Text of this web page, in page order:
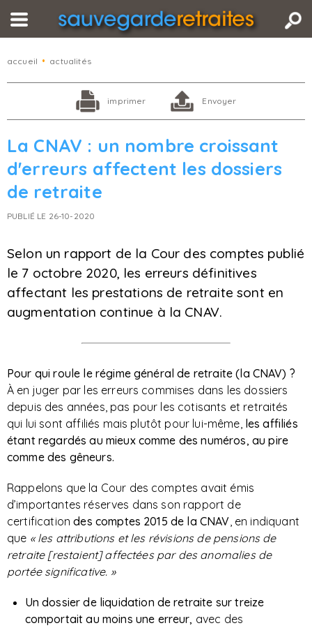
accueil • actualités
imprimer Envoyer
La CNAV : un nombre croissant
d'erreurs affectent les dossiers
de retraite
PUBLIÉ LE 26-10-2020
Selon un rapport de la Cour des comptes publié
le 7 octobre 2020, les erreurs définitives
affectant les prestations de retraite sont en
augmentation continue à la CNAV.
Pour qui roule le régime général de retraite (la CNAV) ?
À en juger par les erreurs commises dans les dossiers
depuis des années, pas pour les cotisants et retraités
qui lui sont affiliés mais plutôt pour lui-même, les affiliés
étant regardés au mieux comme des numéros, au pire
comme des gêneurs.
Rappelons que la Cour des comptes avait émis
d’importantes réserves dans son rapport de
certification des comptes 2015 de la CNAV, en indiquant
que « les attributions et les révisions de pensions de
retraite [restaient] affectées par des anomalies de
portée significative. »
Un dossier de liquidation de retraite sur treize
comportait au moins une erreur, avec des